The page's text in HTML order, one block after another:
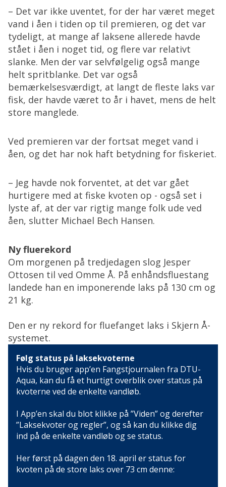
Følg status på laksekvoterne
Hvis du bruger app’en Fangstjournalen fra DTU-
Aqua, kan du få et hurtigt overblik over status på
kvoterne ved de enkelte vandløb.
I App’en skal du blot klikke på ”Viden” og derefter
”Laksekvoter og regler”, og så kan du klikke dig
ind på de enkelte vandløb og se status.
Her først på dagen den 18. april er status for
kvoten på de store laks over 73 cm denne:
– Det var ikke uventet, for der har været meget
vand i åen i tiden op til premieren, og det var
tydeligt, at mange af laksene allerede havde
stået i åen i noget tid, og flere var relativt
slanke. Men der var selvfølgelig også mange
helt spritblanke. Det var også
bemærkelsesværdigt, at langt de fleste laks var
fisk, der havde været to år i havet, mens de helt
store manglede.
Ved premieren var der fortsat meget vand i
åen, og det har nok haft betydning for fiskeriet.
– Jeg havde nok forventet, at det var gået
hurtigere med at fiske kvoten op - også set i
lyste af, at der var rigtig mange folk ude ved
åen, slutter Michael Bech Hansen.
Ny fluerekord
Om morgenen på tredjedagen slog Jesper
Ottosen til ved Omme Å. På enhåndsfluestang
landede han en imponerende laks på 130 cm og
21 kg.
Den er ny rekord for fluefanget laks i Skjern Å-
systemet.